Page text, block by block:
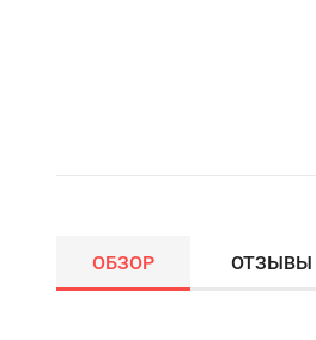
ОБЗОР ОТЗЫВЫ